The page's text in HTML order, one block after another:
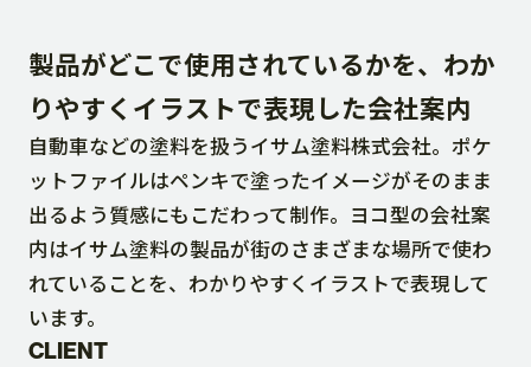
CONTACT
RECRUIT SITE
製品がどこで使用されているかを、わか
りやすくイラストで表現した会社案内
自動車などの塗料を扱うイサム塗料株式会社。ポケ
ットファイルはペンキで塗ったイメージがそのまま
出るよう質感にもこだわって制作。ヨコ型の会社案
内はイサム塗料の製品が街のさまざまな場所で使わ
れていることを、わかりやすくイラストで表現して
います。
CLIENT